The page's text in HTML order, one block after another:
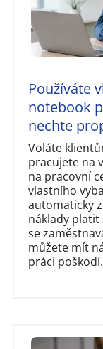
Používáte
notebook
nechte
Voláte
pracujete na
na pracovní
vlastního
automaticky
náklady platit
se
můžete mít
práci poškodí.